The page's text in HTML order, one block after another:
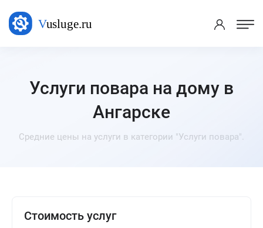
Услуги повара на дому в
Ангарске
Средние цены на услуги в категории "Услуги повара".
Стоимость услуг